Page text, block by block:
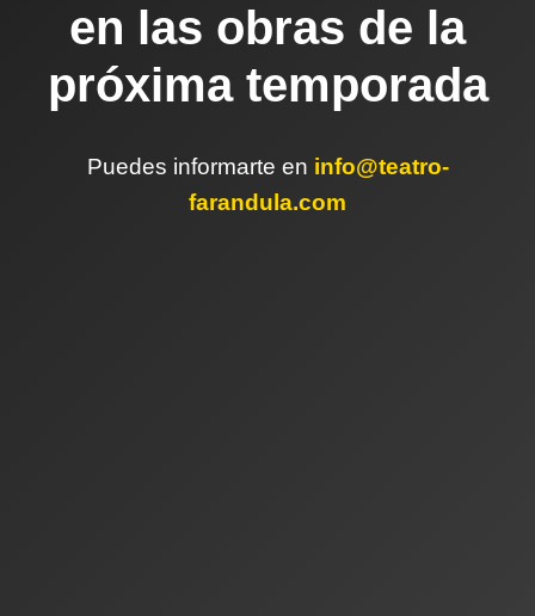
en las obras de la
próxima temporada
Puedes informarte en info@teatro-
farandula.com